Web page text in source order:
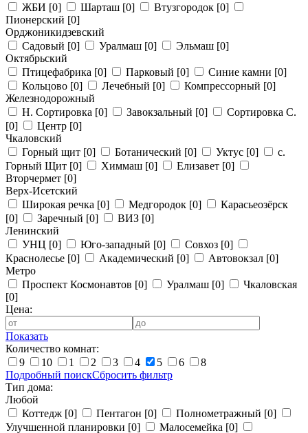
ЖБИ [0] Шарташ [0] Втузгородок [0]
Пионерский [0]
Орджоникидзевский
Садовый [0] Уралмаш [0] Эльмаш [0]
Октябрьский
Птицефабрика [0] Парковый [0] Синие камни [0]
Кольцово [0] Лечебный [0] Компрессорный [0]
Железнодорожный
Н. Сортировка [0] Завокзальный [0]
Сортировка С.
[0]
Центр [0]
Чкаловский
Горный щит [0] Ботанический [0] Уктус [0]
с.
Горный Щит [0] Химмаш [0] Елизавет [0]
Вторчермет [0]
Верх-Исетский
Широкая речка [0] Медгородок [0]
Карасьеозёрск
[0]
Заречный [0] ВИЗ [0]
Ленинский
УНЦ [0] Юго-западный [0] Совхоз [0]
Краснолесье [0] Академический [0] Автовокзал [0]
Метро
Проспект Космонавтов [0] Уралмаш [0]
Чкаловская
[0]
Цена:
Показать
Количество комнат:
9
10 1 2 3 4 5 6
8
Подробный поискСбросить фильтр
Тип дома:
Любой
Коттедж [0] Пентагон [0] Полнометражный [0]
Улучшенной планировки [0] Малосемейка [0]